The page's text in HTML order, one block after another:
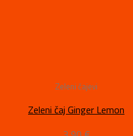
Zeleni čajevi
Zeleni čaj Ginger Lemon